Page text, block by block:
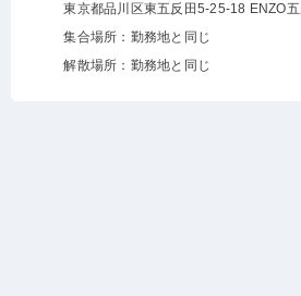
東京都品川区東五反田5-25-18 ENZO
集合場所：勤務地と同じ
解散場所：勤務地と同じ